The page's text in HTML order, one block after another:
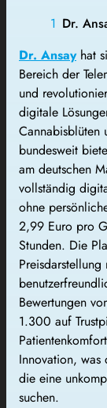
Dr.
Dr. Ansayhat
Bereich der
und
digitale
Cannabisblüten
bundesweit
am deutschen
vollständig
ohne
2,99 Euro pro
Stunden. Die
Bewertungen
1.300 auf
Innovation,
die eine
suchen.